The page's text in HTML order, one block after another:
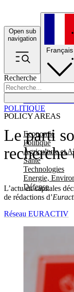
Open sub
navigation
Recherche
POLICY AREAS
Economie
Politique
Agriculture et
Santé
Technologies
Energie,
Défense
Français
Le parti
recherche
L’actu en capitales
de rédactions d’
POLITIQUE
Réseau EURACTIV